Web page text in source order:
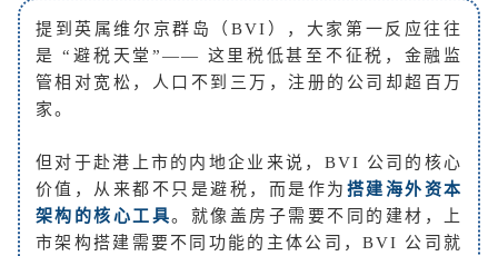
提到英属维尔京群岛（BVI），大家第一反应往往
是 “避税天堂”—— 这里税低甚至不征税，金融监
管相对宽松，人口不到三万，注册的公司却超百万
家。
但对于赴港上市的内地企业来说，BVI 公司的核心
价值，从来都不只是避税，而是作为 搭建海外资本
架构的核心工具。就像盖房子需要不同的建材，上
市架构搭建需要不同功能的主体公司，BVI 公司就